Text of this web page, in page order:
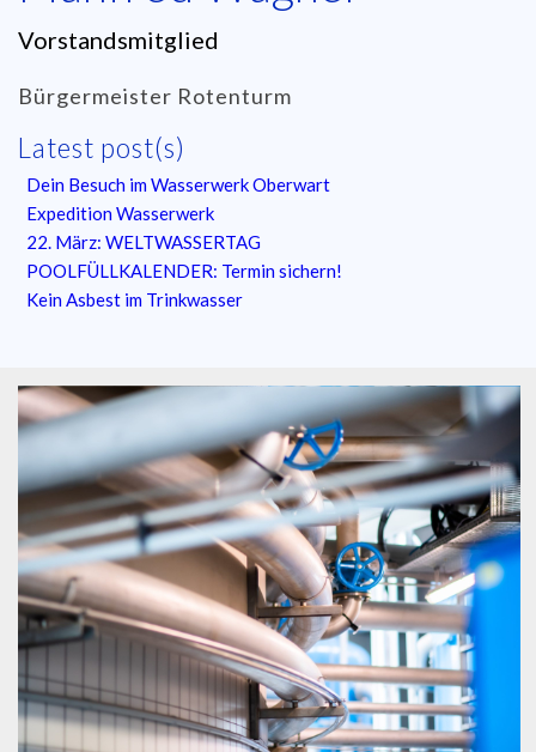
Vorstandsmitglied
Bürgermeister Rotenturm
Latest post(s)
Dein Besuch im Wasserwerk Oberwart
Expedition Wasserwerk
22. März: WELTWASSERTAG
POOLFÜLLKALENDER: Termin sichern!
Kein Asbest im Trinkwasser